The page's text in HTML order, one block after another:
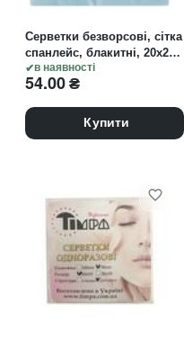
в наявності
Серветки безворсові, сітка
спанлейс, блакитні, 20х20
см, 100 шт
54.00₴
Купити